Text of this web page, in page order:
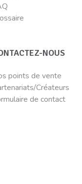
NOUS
points de vente
Créateurs
de contact